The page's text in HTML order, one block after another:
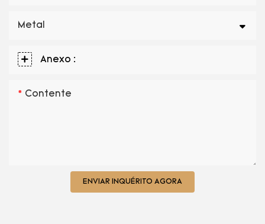
Metal
Anexo :
Contente
ENVIAR INQUÉRITO AGORA